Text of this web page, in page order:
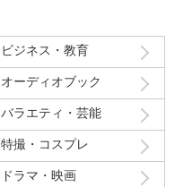
価格の高い順
年間ランキング
ビジネス・教育
オーディオブック
バラエティ・芸能
特撮・コスプレ
ドラマ・映画